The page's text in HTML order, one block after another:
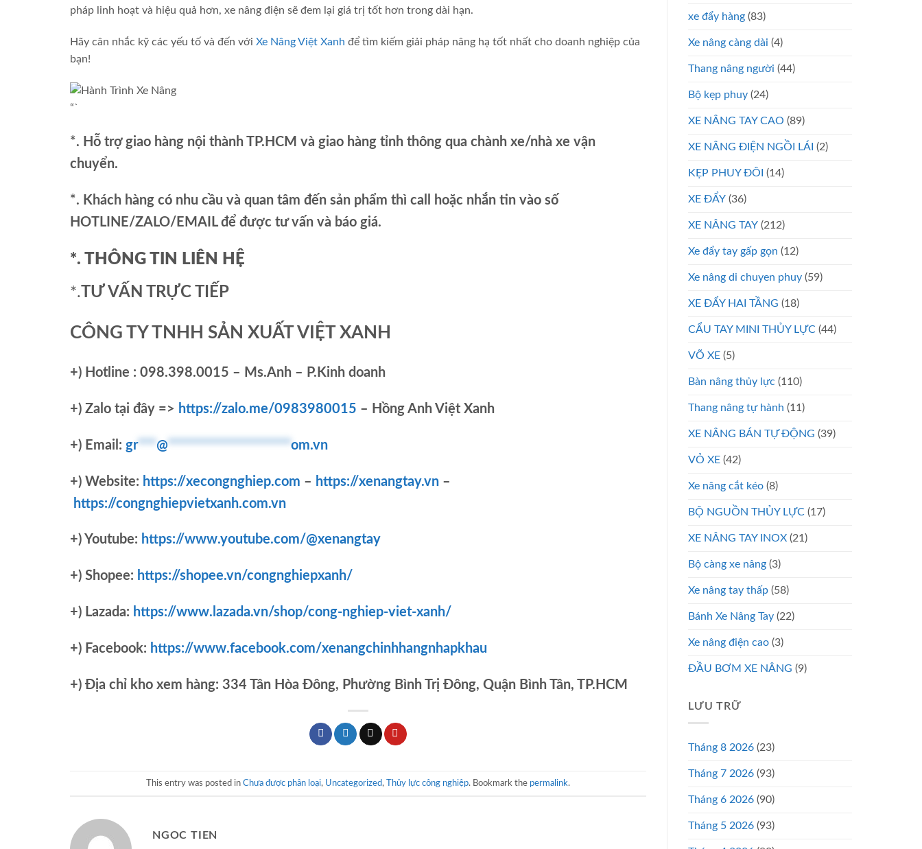
pháp linh hoạt và hiệu quả hơn, xe nâng điện sẽ đem lại giá trị tốt hơn trong dài hạn.
Hãy cân nhắc kỹ các yếu tố và đến với Xe Nâng Việt Xanh để tìm kiếm giải pháp nâng hạ tốt nhất cho doanh nghiệp của
bạn!
“`
*. Hỗ trợ giao hàng nội thành TP.HCM và giao hàng tỉnh thông qua chành xe/nhà xe vận
chuyển.
*. Khách hàng có nhu cầu và quan tâm đến sản phẩm thì call hoặc nhắn tin vào số
HOTLINE/ZALO/EMAIL để được tư vấn và báo giá.
*. THÔNG TIN LIÊN HỆ
*.TƯ VẤN TRỰC TIẾP
CÔNG TY TNHH SẢN XUẤT VIỆT XANH
+) Hotline : 098.398.0015 – Ms.Anh – P.Kinh doanh
+) Zalo tại đây => https://zalo.me/0983980015 – Hồng Anh Việt Xanh
+) Email: gr***@********************om.vn
+) Website: https://xecongnghiep.com – https://xenangtay.vn –
https://congnghiepvietxanh.com.vn
+) Youtube: https://www.youtube.com/@xenangtay
+) Shopee: https://shopee.vn/congnghiepxanh/
+) Lazada: https://www.lazada.vn/shop/cong-nghiep-viet-xanh/
+) Facebook: https://www.facebook.com/xenangchinhhangnhapkhau
+) Địa chỉ kho xem hàng: 334 Tân Hòa Đông, Phường Bình Trị Đông, Quận Bình Tân, TP.HCM
This entry was posted in Chưa được phân loại, Uncategorized, Thủy lực công nghiệp. Bookmark the permalink.
NGOC TIEN
xe đẩy hàng (83)
Xe nâng càng dài (4)
Thang nâng người (44)
Bộ kẹp phuy (24)
XE NÂNG TAY CAO (89)
XE NÂNG ĐIỆN NGỒI LÁI (2)
KẸP PHUY ĐÔI (14)
XE ĐẨY (36)
XE NÂNG TAY (212)
Xe đẩy tay gấp gọn (12)
Xe nâng di chuyen phuy (59)
XE ĐẨY HAI TẦNG (18)
CẨU TAY MINI THỦY LỰC (44)
VÕ XE (5)
Bàn nâng thủy lực (110)
Thang nâng tự hành (11)
XE NÂNG BÁN TỰ ĐỘNG (39)
VỎ XE (42)
Xe nâng cắt kéo (8)
BỘ NGUỒN THỦY LỰC (17)
XE NÂNG TAY INOX (21)
Bộ càng xe nâng (3)
Xe nâng tay thấp (58)
Bánh Xe Nâng Tay (22)
Xe nâng điện cao (3)
ĐẦU BƠM XE NÂNG (9)
LƯU TRỮ
Tháng 8 2026 (23)
Tháng 7 2026 (93)
Tháng 6 2026 (90)
Tháng 5 2026 (93)